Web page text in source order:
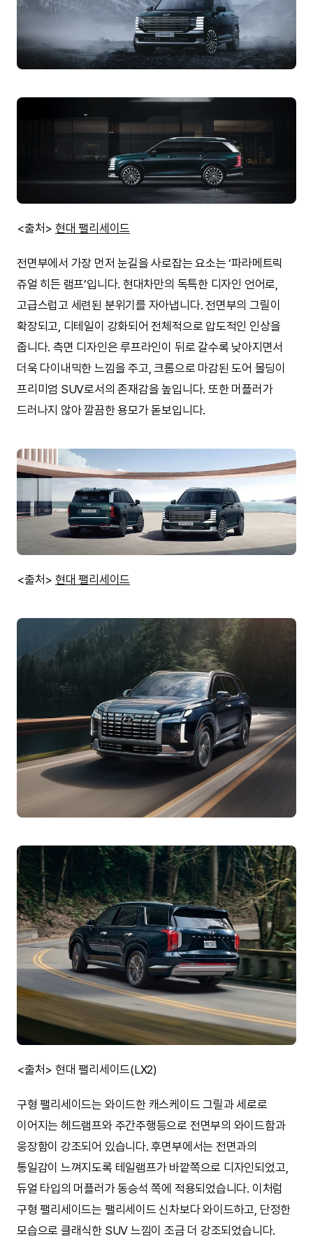
<출처> 현대 팰리세이드
전면부에서 가장 먼저 눈길을 사로잡는 요소는 ‘파라메트릭
쥬얼 히든 램프’입니다. 현대차만의 독특한 디자인 언어로,
고급스럽고 세련된 분위기를 자아냅니다. 전면부의 그릴이
확장되고, 디테일이 강화되어 전체적으로 압도적인 인상을
줍니다. 측면 디자인은 루프라인이 뒤로 갈수록 낮아지면서
더욱 다이내믹한 느낌을 주고, 크롬으로 마감된 도어 몰딩이
프리미엄 SUV로서의 존재감을 높입니다. 또한 머플러가
드러나지 않아 깔끔한 용모가 돋보입니다.
<출처> 현대 팰리세이드
<출처> 현대 팰리세이드(LX2)
구형 팰리세이드는 와이드한 캐스케이드 그릴과 세로로
이어지는 헤드램프와 주간주행등으로 전면부의 와이드함과
웅장함이 강조되어 있습니다. 후면부에서는 전면과의
통일감이 느껴지도록 테일램프가 바깥쪽으로 디자인되었고,
듀얼 타입의 머플러가 동승석 쪽에 적용되었습니다. 이처럼
구형 팰리세이드는 팰리세이드 신차보다 와이드하고, 단정한
모습으로 클래식한 SUV 느낌이 조금 더 강조되었습니다.